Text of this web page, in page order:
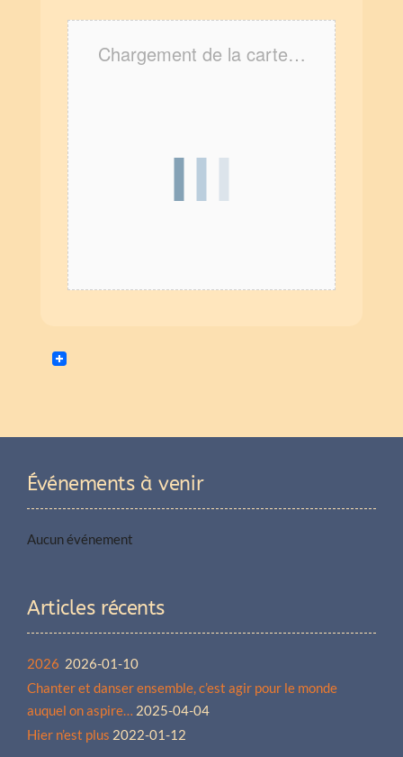
Chargement de la carte…
Événements à venir
Aucun événement
Articles récents
2026 2026-01-10
Chanter et danser ensemble, c’est agir pour le monde
auquel on aspire… 2025-04-04
Hier n’est plus 2022-01-12